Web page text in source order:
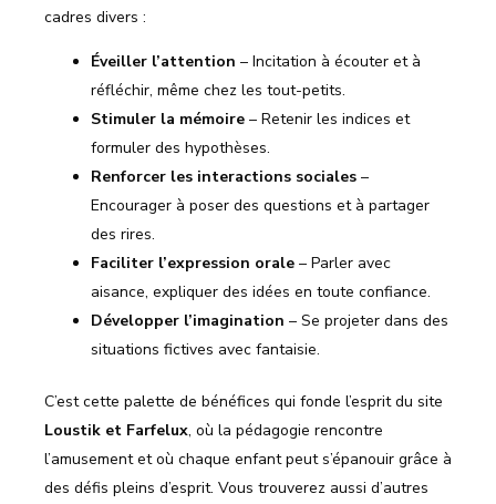
cadres divers :
Éveiller l’attention – Incitation à écouter et à
réfléchir, même chez les tout-petits.
Stimuler la mémoire – Retenir les indices et
formuler des hypothèses.
Renforcer les interactions sociales –
Encourager à poser des questions et à partager
des rires.
Faciliter l’expression orale – Parler avec
aisance, expliquer des idées en toute confiance.
Développer l’imagination – Se projeter dans des
situations fictives avec fantaisie.
C’est cette palette de bénéfices qui fonde l’esprit du site
Loustik et Farfelux, où la pédagogie rencontre
l’amusement et où chaque enfant peut s’épanouir grâce à
des défis pleins d’esprit. Vous trouverez aussi d’autres